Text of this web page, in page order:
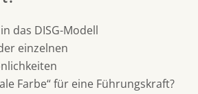
das DISG-Modell
einzelnen
Farbe“ für eine Führungskraft?